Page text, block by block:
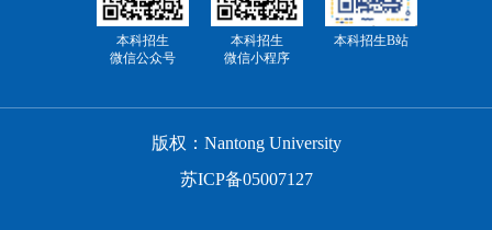
本科招生
微信公众号
本科招生
微信小程序
本科招生B站
版权：Nantong University
苏ICP备05007127